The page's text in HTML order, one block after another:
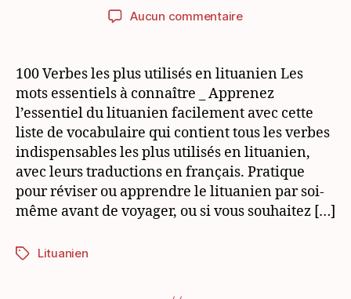
l’article
Aucun commentairesur
utiles
connaître
en
lituanien
100 Verbes les plus utilisés en lituanien Les
mots essentiels à connaître _ Apprenez
l’essentiel du lituanien facilement avec cette
liste de vocabulaire qui contient tous les verbes
indispensables les plus utilisés en lituanien,
avec leurs traductions en français. Pratique
pour réviser ou apprendre le lituanien par soi-
même avant de voyager, ou si vous souhaitez […]
Étiquettes
Lituanien